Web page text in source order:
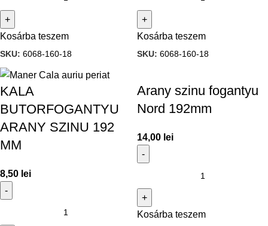
Kosárba teszem
SKU: 6068-160-18
Kosárba teszem
SKU: 6068-160-18
KALA
BUTORFOGANTYU
ARANY SZINU 192
MM
8,50 lei
Arany szinu fogantyu
Nord 192mm
14,00 lei
Kosárba teszem